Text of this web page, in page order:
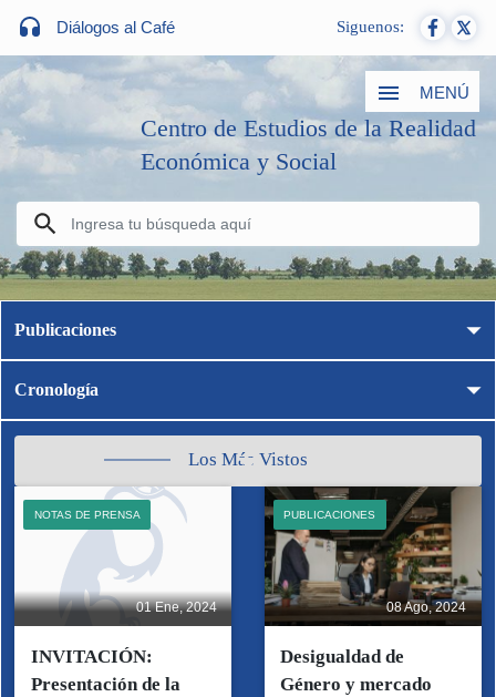
Diálogos al Café Siguenos:
MENÚ
Centro de Estudios de la Realidad
Económica y Social
Publicaciones
Cronología
Los Más Vistos
01 Ene, 2024
NOTAS DE PRENSA
INVITACIÓN:
Presentación de la
08 Ago, 2024
PUBLICACIONES
Desigualdad de
Género y mercado